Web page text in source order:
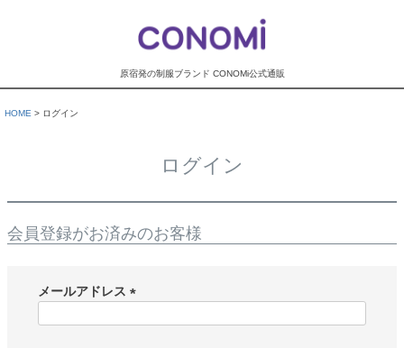
原宿発の制服ブランド CONOMi公式通販
HOME ログイン
ログイン
会員登録がお済みのお客様
メールアドレス